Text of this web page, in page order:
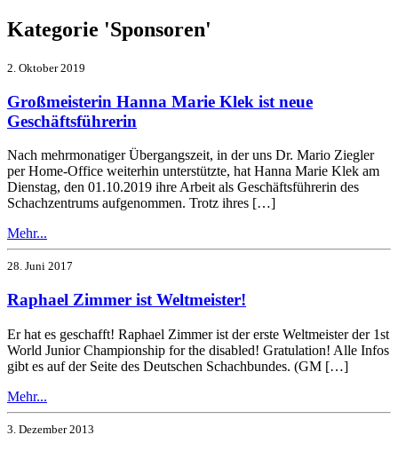
Kategorie 'Sponsoren'
2. Oktober 2019
Großmeisterin Hanna Marie Klek ist neue
Geschäftsführerin
Nach mehrmonatiger Übergangszeit, in der uns Dr. Mario Ziegler
per Home-Office weiterhin unterstützte, hat Hanna Marie Klek am
Dienstag, den 01.10.2019 ihre Arbeit als Geschäftsführerin des
Schachzentrums aufgenommen. Trotz ihres […]
Mehr...
28. Juni 2017
Raphael Zimmer ist Weltmeister!
Er hat es geschafft! Raphael Zimmer ist der erste Weltmeister der 1st
World Junior Championship for the disabled! Gratulation! Alle Infos
gibt es auf der Seite des Deutschen Schachbundes. (GM […]
Mehr...
3. Dezember 2013